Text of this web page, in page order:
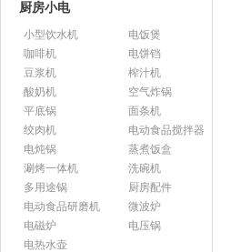
厨房小电
小型饮水机
电饭煲
咖啡机
电饼铛
豆浆机
榨汁机
酸奶机
空气炸锅
平底锅
面条机
绞肉机
电动食品搅拌器
电炖锅
蒸煮饭盒
涮烤一体机
洗碗机
多用途锅
厨房配件
电动食品研磨机
微波炉
电磁炉
电压锅
电热水壶